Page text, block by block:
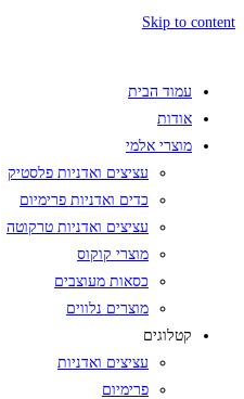
Skip to content
עמוד הבית
אודות
מוצרי אלמי
עציצים ואדניות פלסטיק
כדים ואדניות פרימיום
עציצים ואדניות טרקוטה
מוצרי קוקוס
כסאות מעוצבים
מוצרים נלווים
קטלוגים
עציצים ואדניות
פרימיום